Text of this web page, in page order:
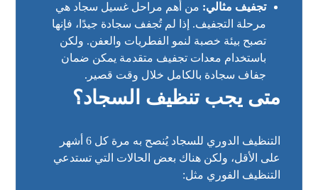
تجفيف مثالي: من أهم مراحل غسيل سجاد هي
مرحلة التجفيف. إذا لم تُجفف سجادة جيدًا، فإنها
تصبح بيئة خصبة لنمو الفطريات والعفن. ولكن
باستخدام معدات تجفيف متقدمة يمكن ضمان
جفاف سجادة بالكامل خلال وقت قصير.
متى يجب تنظيف السجاد؟
التنظيف الدوري للسجاد يُنصح به مرة كل 6 أشهر
على الأقل، ولكن هناك بعض الحالات التي تستدعي
التنظيف الفوري مثل: